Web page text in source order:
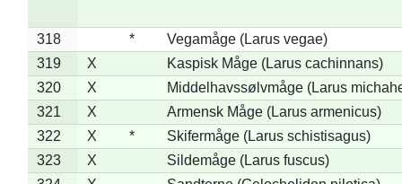
318 *
Vegamåge (Larus vegae)
319
X
Kaspisk Måge (Larus cachinnans)
320
X
Middelhavssølvmåge (Larus
321
X
Armensk Måge (Larus armenicus)
322
X *
Skifermåge (Larus schistisagus)
323
X
Sildemåge (Larus fuscus)